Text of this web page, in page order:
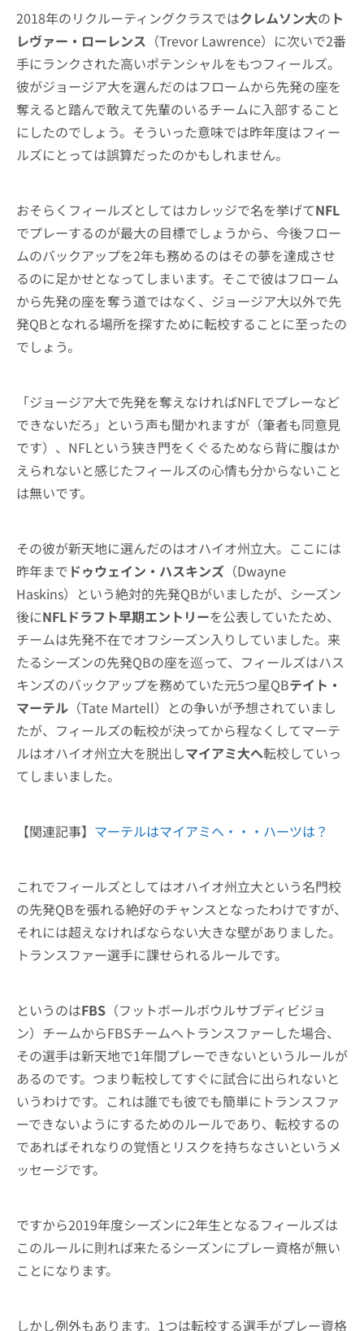
2018年のリクルーティングクラスではクレムソン大の ト
レヴァー・ローレンス （Trevor Lawrence）に次いで2番
手にランクされた高いポテンシャルをもつフィールズ。
彼がジョージア大を選んだのはフロームから先発の座を
奪えると踏んで敢えて先輩のいるチームに入部すること
にしたのでしょう。そういった意味では昨年度はフィー
ルズにとっては誤算だったのかもしれません。
おそらくフィールズとしてはカレッジで名を挙げてNFL
でプレーするのが最大の目標でしょうから、今後フロー
ムのバックアップを2年も務めるのはその夢を達成させ
るのに足かせとなってしまいます。そこで彼はフローム
から先発の座を奪う道ではなく、ジョージア大以外で先
発QBとなれる場所を探すために転校することに至ったの
でしょう。
「ジョージア大で先発を奪えなければNFLでプレーなど
できないだろ」という声も聞かれますが（筆者も同意見
です）、NFLという狭き門をくぐるためなら背に腹はか
えられないと感じたフィールズの心情も分からないこと
は無いです。
その彼が新天地に選んだのはオハイオ州立大。ここには
昨年まで ドゥウェイン・ハスキンズ （Dwayne
Haskins）という絶対的先発QBがいましたが、シーズン
後にNFLドラフト早期エントリーを公表していたため、
チームは先発不在でオフシーズン入りしていました。来
たるシーズンの先発QBの座を巡って、フィールズはハス
キンズのバックアップを務めていた元5つ星QBテイト・
マーテル （Tate Martell）との争いが予想されていまし
たが、フィールズの転校が決ってから程なくしてマーテ
ルはオハイオ州立大を脱出しマイアミ大へ転校していっ
てしまいました。
【関連記事】 マーテルはマイアミへ・・・ハーツは？
これでフィールズとしてはオハイオ州立大という名門校
の先発QBを張れる絶好のチャンスとなったわけですが、
それには超えなければならない大きな壁がありました。
トランスファー選手に課せられるルールです。
というのはFBS （フットボールボウルサブディビジョ
ン）チームからFBSチームへトランスファーした場合、
その選手は新天地で1年間プレーできないというルールが
あるのです。つまり転校してすぐに試合に出られないと
いうわけです。これは誰でも彼でも簡単にトランスファ
ーできないようにするためのルールであり、転校するの
であればそれなりの覚悟とリスクを持ちなさいというメ
ッセージです。
ですから2019年度シーズンに2年生となるフィールズは
このルールに則れば来たるシーズンにプレー資格が無い
ことになります。
しかし例外もあります。1つは転校する選手がプレー資格